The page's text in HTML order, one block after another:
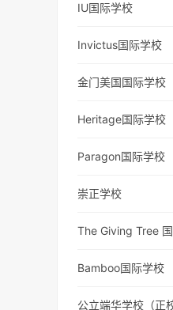
IU国际学校
Invictus国际学校
金门美国国际学校
Heritage国际学校
Paragon国际学校
崇正学校
The Giving Tree
Bamboo国际学校
公立端华学校（正